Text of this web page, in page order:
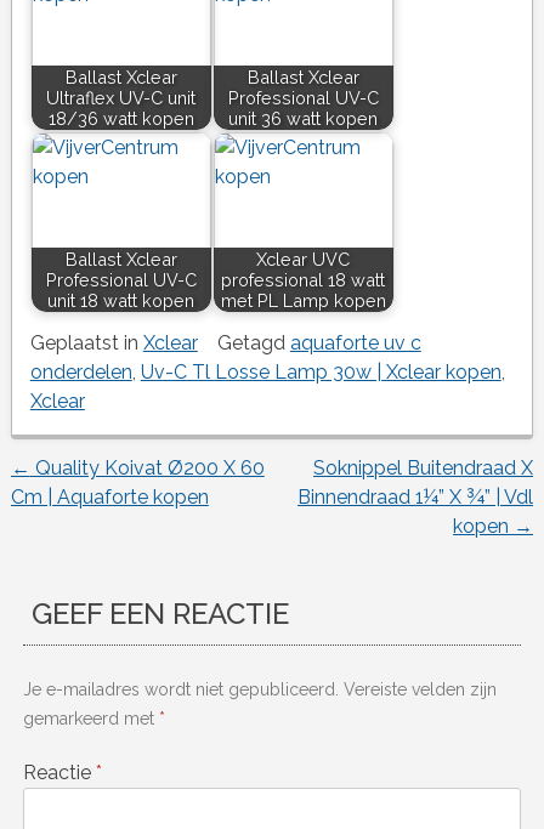
Ballast Xclear
Ultraflex UV-C unit
18/36 watt kopen
Ballast Xclear
Professional UV-C
unit 36 watt kopen
Ballast Xclear
Professional UV-C
unit 18 watt kopen
Xclear UVC
professional 18 watt
met PL Lamp kopen
Geplaatst in Xclear Getagd aquaforte uv c
onderdelen Uv-C Tl Losse Lamp 30w | Xclear kopen
Xclear
Berichtnavigatie
← Quality Koivat Ø200 X 60
Cm | Aquaforte kopen
Soknippel Buitendraad X
Binnendraad 1¼” X ¾” | Vdl
kopen →
GEEF EEN REACTIE
Je e-mailadres wordt niet gepubliceerd. Vereiste velden zijn
gemarkeerd met *
Reactie *